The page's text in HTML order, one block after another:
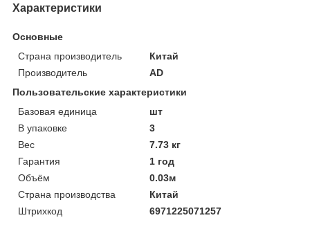
Характеристики
Основные
Страна производитель
Китай
Производитель
AD
Пользовательские характеристики
Базовая единица
шт
В упаковке
3
Вес
7.73 кг
Гарантия
1 год
Объём
0.03м
Страна производства
Китай
Штрихкод
6971225071257